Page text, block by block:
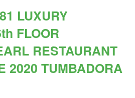
LUXURY
FLOOR
RESTAURANT
2020 TUMBADORA